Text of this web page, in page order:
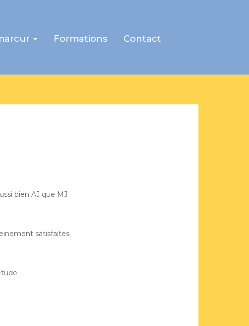
Formations Contact
bien AJ que MJ
satisfaites.